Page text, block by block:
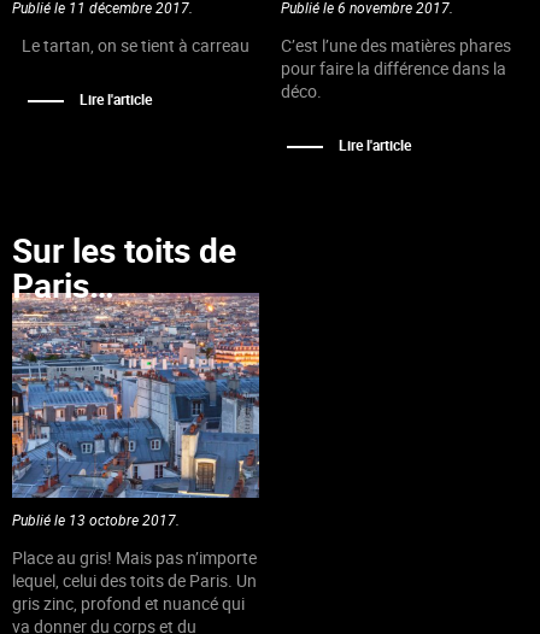
Publié le 11 décembre 2017.
Le tartan, on se tient à carreau
Lire l'article
Publié le 6 novembre 2017.
C’est l’une des matières phares
pour faire la différence dans la
déco.
Lire l'article
Publié le 13 octobre 2017.
Sur les toits de
Paris…
Place au gris! Mais pas n’importe
lequel, celui des toits de Paris. Un
gris zinc, profond et nuancé qui
va donner du corps et du